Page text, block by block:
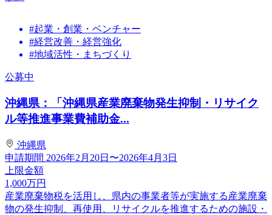
#起業・創業・ベンチャー
#経営改善・経営強化
#地域活性・まちづくり
公募中
沖縄県：「沖縄県産業廃棄物発生抑制・リサイク
ル等推進事業費補助金...
沖縄県
申請期間 2026年2月20日〜2026年4月3日
上限金額
1,000万円
産業廃棄物税を活用し、県内の事業者等が実施する産業廃棄
物の発生抑制、再使用、リサイクルを推進するための施設・